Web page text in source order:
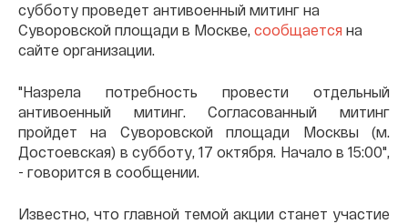
субботу проведет антивоенный митинг на
Суворовской площади в Москве, сообщается на
сайте организации.
"Назрела потребность провести отдельный
антивоенный митинг. Согласованный митинг
пройдет на Суворовской площади Москвы (м.
Достоевская) в субботу, 17 октября. Начало в 15:00",
- говорится в сообщении.
Известно, что главной темой акции станет участие